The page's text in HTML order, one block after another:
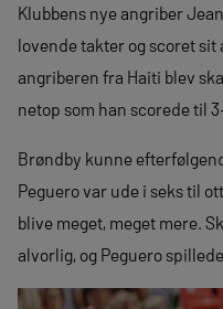
Klubbens nye angriber
lovende takter og scoret sit
angriberen fra Haiti blev
netop som han scorede til
Brøndby kunne
Peguero var ude i seks til
blive meget, meget mere.
alvorlig, og Peguero